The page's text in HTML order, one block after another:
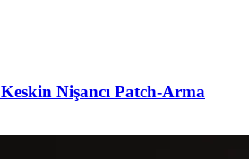
Keskin Nişancı Patch-Arma